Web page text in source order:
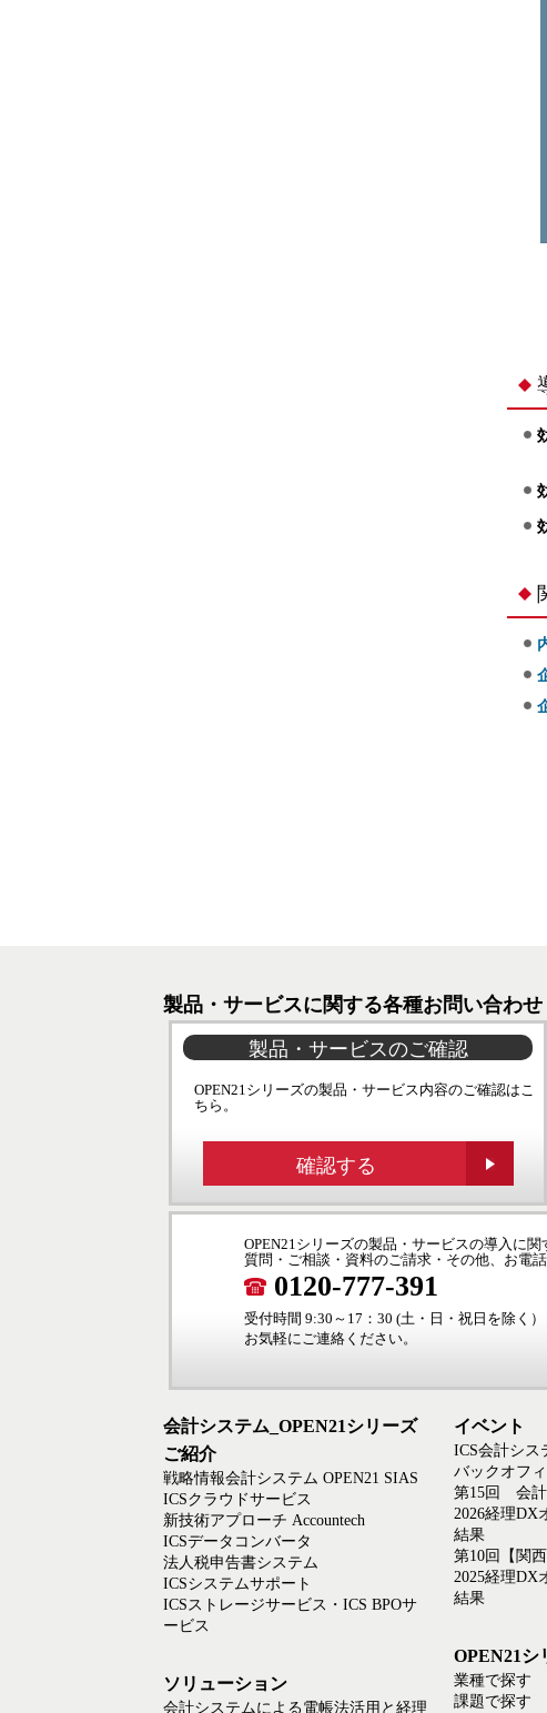
製品・サービスに関する各種お問い合わせ
製品・サービスのご確認
OPEN21シリーズの製品・サービス内容のご確認はこ
ちら。
確認する
OPEN21シリーズの製品・サービスの導入に
質問・ご相談・資料のご請求・その他、お電話
0120-777-391
受付時間 9:30～17：30 (土・日・祝日を除く）
お気軽にご連絡ください。
会計システム_OPEN21シリーズ
ご紹介
戦略情報会計システム OPEN21 SIAS
ICSクラウドサービス
新技術アプローチ Accountech
ICSデータコンバータ
法人税申告書システム
ICSシステムサポート
ICSストレージサービス・ICS BPOサ
ービス
ソリューション
会計システムによる電帳法活用と経理
イベント
ICS会計シス
バックオフ
第15回 会計
2026経理DX
結果
第10回【関
2025経理DX
結果
OPEN21シ
業種で探す
課題で探す